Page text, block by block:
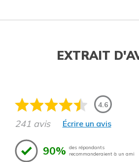
EXTRAIT
4.6
241 avis Écrire un avis
90% des répondants
recommanderaient à un ami